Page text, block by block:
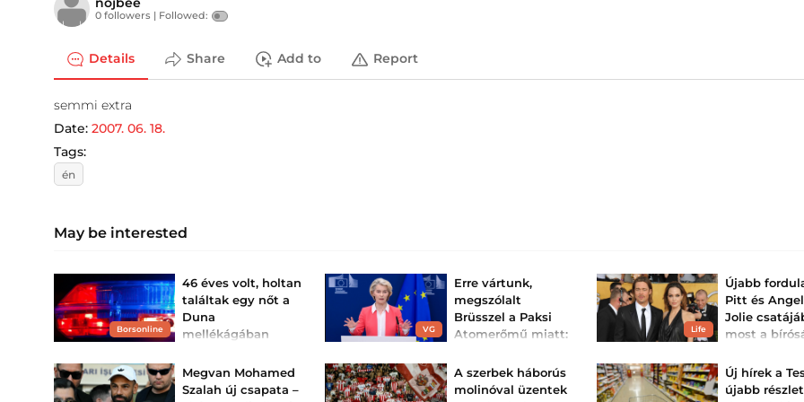
0 followers | Followed:
Details Share Add to Report
semmi extra
Date: 2007. 06. 18.
Tags:
én
May be interested
Borsonline
46 éves volt, holtan
találtak egy nőt a
Duna
mellékágában
VG
Erre vártunk,
megszólalt
Brüsszel a Paksi
Atomerőmű miatt:
azonosítottunk
problémákat, de
Life
Újabb
Pitt és
Jolie
most a
színész
Újabb
Hollywood egyik
Megvan Mohamed
Szalah új csapata –
A szerbek háborús
molinóval üzentek
Új hírek a
újabb